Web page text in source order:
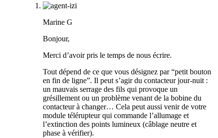
Marine G
Bonjour,
Merci d’avoir pris le temps de nous écrire.
Tout dépend de ce que vous désignez par “petit bouton
en fin de ligne”. Il peut s’agir du contacteur jour-nuit :
un mauvais serrage des fils qui provoque un
grésillement ou un problème venant de la bobine du
contacteur à changer… Cela peut aussi venir de votre
module télérupteur qui commande l’allumage et
l’extinction des points lumineux (câblage neutre et
phase à vérifier).